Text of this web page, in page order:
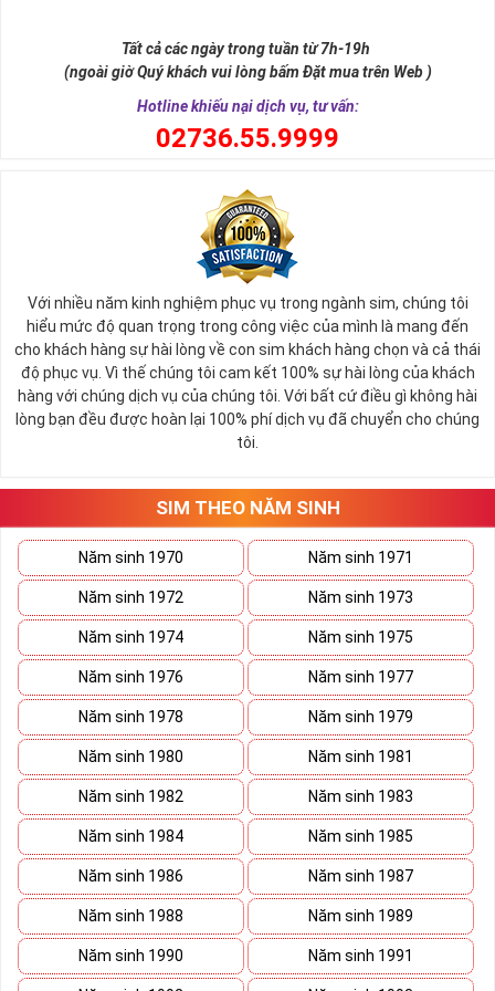
hồng mao. Bởi đây là con số đẹp nhất, quyền quý nhất trong tất cả
các số còn lại nó đại diện cho quyền lực, sức mạnh, sự kiêu hãnh
Sim Lục Quý 9 có ý nghĩa gì?
đạt, người có vị thế khẳng định tên tuổi, uy tín của mình trên
thương trường. Sở hữu sim số đẹp lục quý, sim lục quý 9 nói chung
sẽ giúp bạn xây dựng thương hiệu, tạo ấn tượng với đối tác kinh
doanh biến nó thành vũ khí sắc bén đánh bại mọi đối thủ cạnh
tranh trên bàn đàm phán.
Ý nghĩa Sim Lục Quý 9 được coi biểu trưng cho sức mạnh và quyền
lực của bậc đế vương. Việc kết hợp 6 con số 9 lại thành bộ lục quý
sẽ giúp chosim số đẹpgiàu ý nghĩa phong thủy thể hiện đẳng cấp,
địa vị và tiền tài.
Theo phong thủy đây còn là số sim kích tài, chiêu lộc đem đến
cuộc sống giàu sang phú quý cho mọi người. Bên cạnh đó số sim
còn là bùa hộ mệnh xua đuổi tà khí, vận hạn giúp cuộc sống bạn
luôn bình an và hạnh phúc.
Tại sao nên sở hữu Sim Lục Quý 9?
Tất cả các ngày trong tuần từ 7h-19h
(ngoài giờ Quý khách vui lòng bấm Đặt mua trên Web )
Hotline khiếu nại dịch vụ, tư vấn:
02736.55.9999
Với nhiều năm kinh nghiệm phục vụ trong ngành sim, chúng tôi
hiểu mức độ quan trọng trong công việc của mình là mang đến
cho khách hàng sự hài lòng về con sim khách hàng chọn và cả thái
độ phục vụ. Vì thế chúng tôi cam kết 100% sự hài lòng của khách
hàng với chúng dịch vụ của chúng tôi. Với bất cứ điều gì không hài
lòng bạn đều được hoàn lại 100% phí dịch vụ đã chuyển cho chúng
tôi.
SIM THEO NĂM SINH
Năm sinh 1970 Năm sinh 1971
Năm sinh 1972 Năm sinh 1973
Năm sinh 1974 Năm sinh 1975
Năm sinh 1976 Năm sinh 1977
Năm sinh 1978 Năm sinh 1979
Năm sinh 1980 Năm sinh 1981
Năm sinh 1982 Năm sinh 1983
Năm sinh 1984 Năm sinh 1985
Năm sinh 1986 Năm sinh 1987
Năm sinh 1988 Năm sinh 1989
Năm sinh 1990 Năm sinh 1991